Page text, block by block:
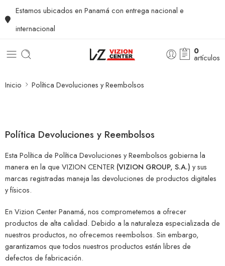
Estamos ubicados en Panamá con entrega nacional e
internacional
0
artículos
Inicio Política Devoluciones y Reembolsos
Política Devoluciones y Reembolsos
Esta Política de Política Devoluciones y Reembolsos gobierna la
manera en la que VIZION CENTER (VIZION GROUP, S.A.) y sus
marcas registradas maneja las devoluciones de productos digitales
y físicos.
En Vizion Center Panamá, nos comprometemos a ofrecer
productos de alta calidad. Debido a la naturaleza especializada de
nuestros productos, no ofrecemos reembolsos. Sin embargo,
garantizamos que todos nuestros productos están libres de
defectos de fabricación.